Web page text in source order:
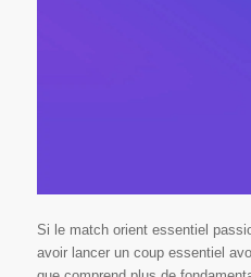
Si le match orient essentiel
avoir lancer un coup essentiel